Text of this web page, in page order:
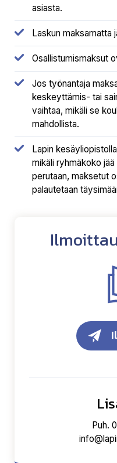
asiasta.
Laskun maksamatta
Osallistumismaksut
Jos työnantaja
keskeyttämis- tai
vaihtaa, mikäli se
mahdollista.
Lapin
mikäli ryhmäkoko
perutaan, maksetut
palautetaan
Puh.